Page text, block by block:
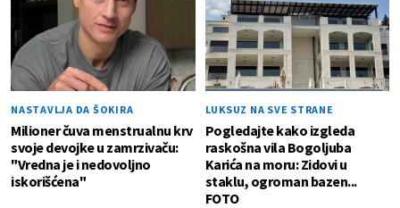
NASTAVLJA DA ŠOKIRA
Milioner čuva menstrualnu krv
svoje devojke u zamrzivaču:
"Vredna je i nedovoljno
iskorišćena"
LUKSUZ NA SVE STRANE
Pogledajte kako izgleda
raskošna vila Bogoljuba
Karića na moru: Zidovi u
staklu, ogroman bazen...
FOTO